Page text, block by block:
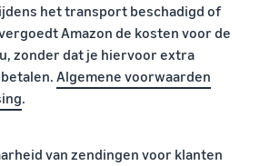
het transport beschadigd of
Amazon de kosten voor de
zonder dat je hiervoor extra
Algemene voorwaarden
.
van zendingen voor klanten